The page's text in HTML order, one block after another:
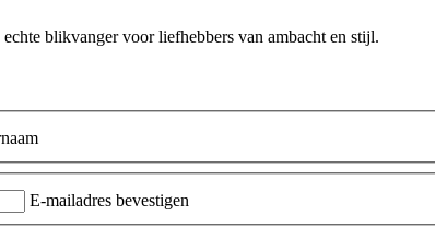
blikvanger voor liefhebbers van ambacht en stijl.
E-mailadres bevestigen